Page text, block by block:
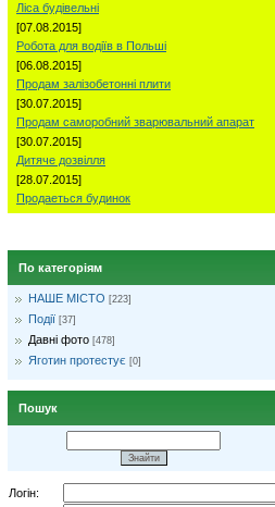
Ліса будівельні
[07.08.2015]
Робота для водіїв в Польші
[06.08.2015]
Продам залізобетонні плити
[30.07.2015]
Продам саморобний зварювальний апарат
[30.07.2015]
Дитяче дозвілля
[28.07.2015]
Продаеться будинок
По категоріям
НАШЕ МІСТО [223]
Події [37]
Давні фото [478]
Яготин протестує [0]
Пошук
Логін: